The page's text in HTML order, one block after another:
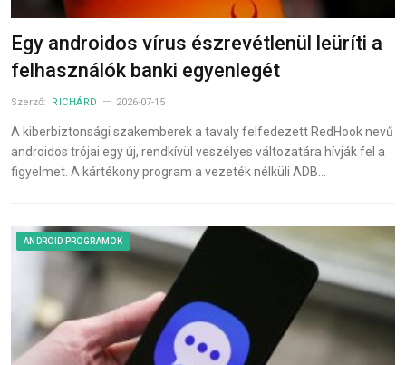
Egy androidos vírus észrevétlenül leüríti a
felhasználók banki egyenlegét
Szerző: RICHÁRD 2026-07-15
A kiberbiztonsági szakemberek a tavaly felfedezett RedHook nevű
androidos trójai egy új, rendkívül veszélyes változatára hívják fel a
figyelmet. A kártékony program a vezeték nélküli ADB…
ANDROID PROGRAMOK